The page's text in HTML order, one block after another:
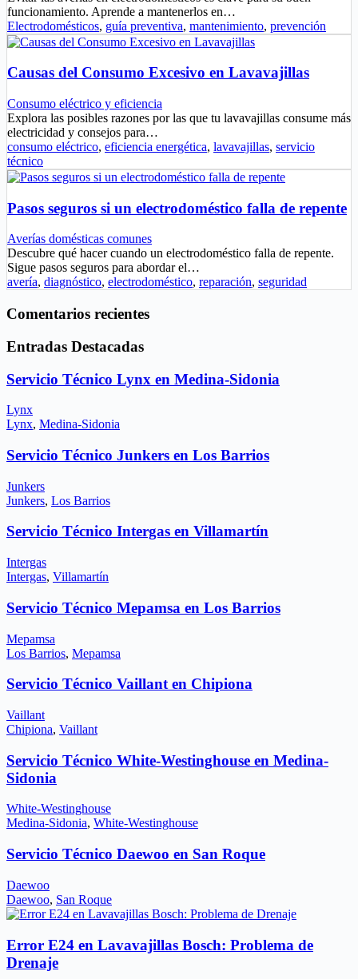
funcionamiento. Aprende a mantenerlos en…
Electrodomésticos, guía preventiva, mantenimiento, prevención
Causas del Consumo Excesivo en Lavavajillas
Consumo eléctrico y eficiencia
Explora las posibles razones por las que tu lavavajillas consume más
electricidad y consejos para…
consumo eléctrico, eficiencia energética, lavavajillas, servicio
técnico
Pasos seguros si un electrodoméstico falla de repente
Averías domésticas comunes
Descubre qué hacer cuando un electrodoméstico falla de repente.
Sigue pasos seguros para abordar el…
avería, diagnóstico, electrodoméstico, reparación, seguridad
Comentarios recientes
Entradas Destacadas
Servicio Técnico Lynx en Medina-Sidonia
Lynx
Lynx, Medina-Sidonia
Servicio Técnico Junkers en Los Barrios
Junkers
Junkers, Los Barrios
Servicio Técnico Intergas en Villamartín
Intergas
Intergas, Villamartín
Servicio Técnico Mepamsa en Los Barrios
Mepamsa
Los Barrios, Mepamsa
Servicio Técnico Vaillant en Chipiona
Vaillant
Chipiona, Vaillant
Servicio Técnico White-Westinghouse en Medina-
Sidonia
White-Westinghouse
Medina-Sidonia, White-Westinghouse
Servicio Técnico Daewoo en San Roque
Daewoo
Daewoo, San Roque
Error E24 en Lavavajillas Bosch: Problema de
Drenaje